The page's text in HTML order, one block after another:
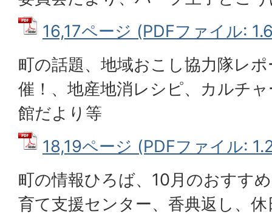
16,17ページ (PDFファイル:
町の話題、地域おこし協力隊レ
催！、地産地消レシピ、カルチ
館だより等
18,19ページ (PDFファイル:
町の情報ひろば、10月のおすす
育て支援センター、香典返し、